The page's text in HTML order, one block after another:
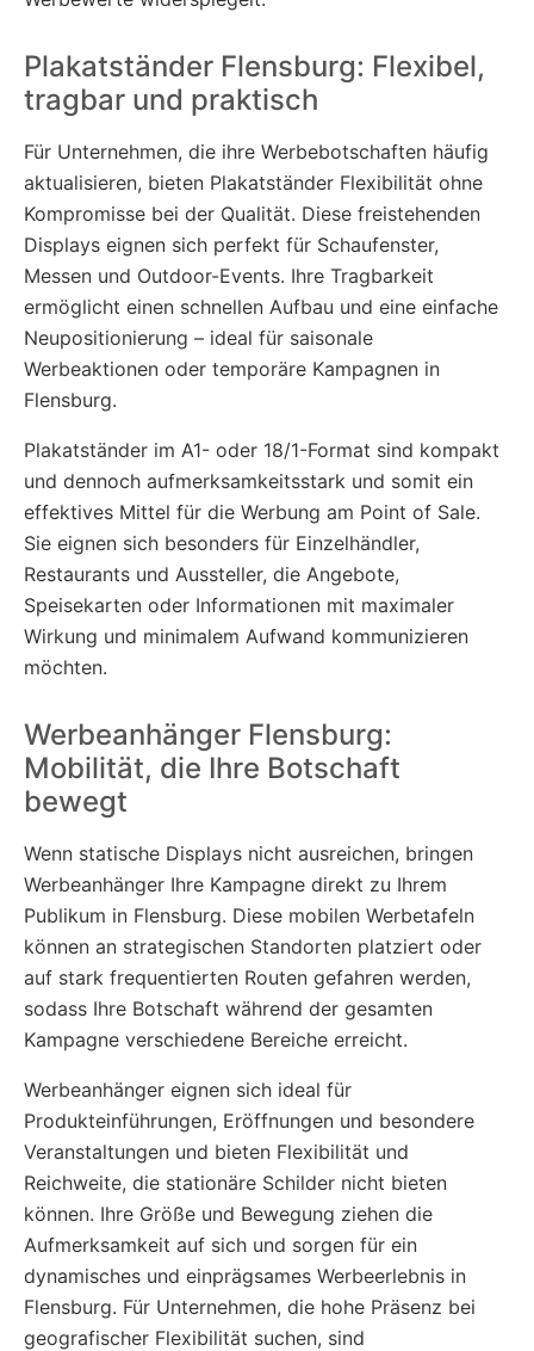
Plakatständer Flensburg: Flexibel,
tragbar und praktisch
Für Unternehmen, die ihre Werbebotschaften häufig
aktualisieren, bieten Plakatständer Flexibilität ohne
Kompromisse bei der Qualität. Diese freistehenden
Displays eignen sich perfekt für Schaufenster,
Messen und Outdoor-Events. Ihre Tragbarkeit
ermöglicht einen schnellen Aufbau und eine einfache
Neupositionierung – ideal für saisonale
Werbeaktionen oder temporäre Kampagnen in
Flensburg.
Plakatständer im A1- oder 18/1-Format sind kompakt
und dennoch aufmerksamkeitsstark und somit ein
effektives Mittel für die Werbung am Point of Sale.
Sie eignen sich besonders für Einzelhändler,
Restaurants und Aussteller, die Angebote,
Speisekarten oder Informationen mit maximaler
Wirkung und minimalem Aufwand kommunizieren
möchten.
Werbeanhänger Flensburg:
Mobilität, die Ihre Botschaft
bewegt
Wenn statische Displays nicht ausreichen, bringen
Werbeanhänger Ihre Kampagne direkt zu Ihrem
Publikum in Flensburg. Diese mobilen Werbetafeln
können an strategischen Standorten platziert oder
auf stark frequentierten Routen gefahren werden,
sodass Ihre Botschaft während der gesamten
Kampagne verschiedene Bereiche erreicht.
Werbeanhänger eignen sich ideal für
Produkteinführungen, Eröffnungen und besondere
Veranstaltungen und bieten Flexibilität und
Reichweite, die stationäre Schilder nicht bieten
können. Ihre Größe und Bewegung ziehen die
Aufmerksamkeit auf sich und sorgen für ein
dynamisches und einprägsames Werbeerlebnis in
Flensburg. Für Unternehmen, die hohe Präsenz bei
geografischer Flexibilität suchen, sind